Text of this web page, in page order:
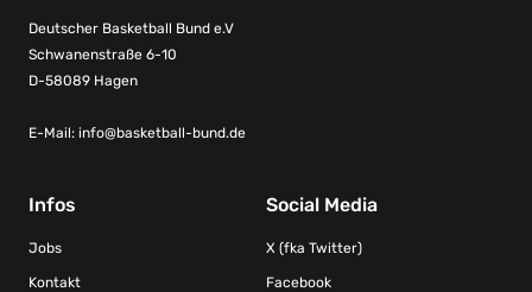
Deutscher Basketball Bund e.V
Schwanenstraße 6-10
D-58089 Hagen
E-Mail: info@basketball-bund.de
Infos
Jobs
Kontakt
Social Media
X (fka Twitter)
Facebook